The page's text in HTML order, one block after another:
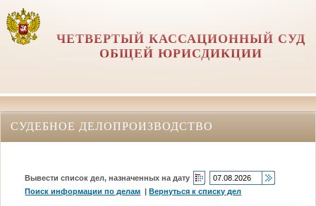
ЧЕТВЕРТЫЙ КАССАЦИОННЫЙ СУД
ОБЩЕЙ ЮРИСДИКЦИИ
СУДЕБНОЕ ДЕЛОПРОИЗВОДСТВО
Вывести список дел, назначенных на дату
Поиск информации по делам |Вернуться к списку дел